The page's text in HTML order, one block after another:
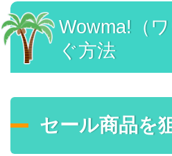
Wowma!（
ぐ方法
セール商品を